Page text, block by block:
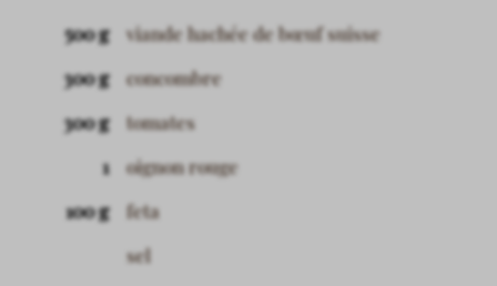
500 g
viande hachée de bœuf suisse
300 g
concombre
300 g
tomates
1
oignon rouge
100 g
feta
sel